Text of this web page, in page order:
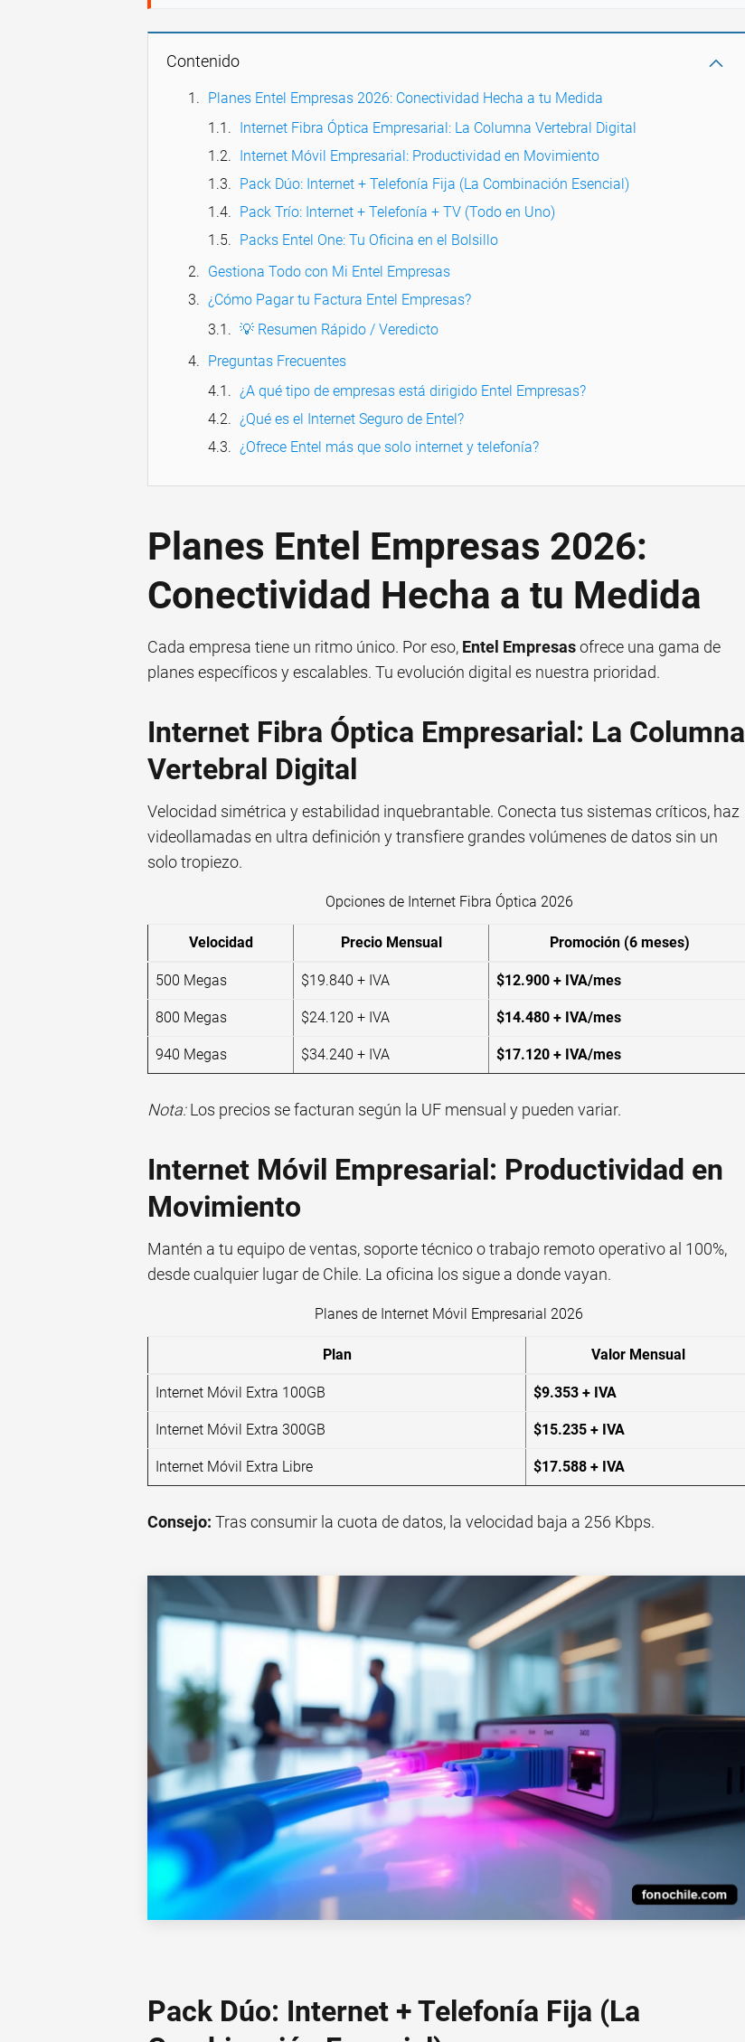
Contenido
Planes Entel Empresas 2026: Conectividad Hecha a tu Medida
Internet Fibra Óptica Empresarial: La Columna Vertebral Digital
Internet Móvil Empresarial: Productividad en Movimiento
Pack Dúo: Internet + Telefonía Fija (La Combinación Esencial)
Pack Trío: Internet + Telefonía + TV (Todo en Uno)
Packs Entel One: Tu Oficina en el Bolsillo
Gestiona Todo con Mi Entel Empresas
¿Cómo Pagar tu Factura Entel Empresas?
💡 Resumen Rápido / Veredicto
Preguntas Frecuentes
¿A qué tipo de empresas está dirigido Entel Empresas?
¿Qué es el Internet Seguro de Entel?
¿Ofrece Entel más que solo internet y telefonía?
Planes Entel Empresas 2026:
Conectividad Hecha a tu Medida
Cada empresa tiene un ritmo único. Por eso, Entel Empresasofrece una gama de
planes específicos y escalables. Tu evolución digital es nuestra prioridad.
Internet Fibra Óptica Empresarial: La Columna
Vertebral Digital
Velocidad simétrica y estabilidad inquebrantable. Conecta tus sistemas críticos, haz
videollamadas en ultra definición y transfiere grandes volúmenes de datos sin un
solo tropiezo.
Opciones de Internet Fibra Óptica 2026
Velocidad Precio Mensual Promoción (6 meses)
500 Megas $19.840 + IVA $12.900 + IVA/mes
800 Megas $24.120 + IVA $14.480 + IVA/mes
940 Megas $34.240 + IVA $17.120 + IVA/mes
Nota:Los precios se facturan según la UF mensual y pueden variar.
Internet Móvil Empresarial: Productividad en
Movimiento
Mantén a tu equipo de ventas, soporte técnico o trabajo remoto operativo al 100%,
desde cualquier lugar de Chile. La oficina los sigue a donde vayan.
Planes de Internet Móvil Empresarial 2026
Plan Valor Mensual
Internet Móvil Extra 100GB $9.353 + IVA
Internet Móvil Extra 300GB $15.235 + IVA
Internet Móvil Extra Libre $17.588 + IVA
Consejo: Tras consumir la cuota de datos, la velocidad baja a 256 Kbps.
Pack Dúo: Internet + Telefonía Fija (La